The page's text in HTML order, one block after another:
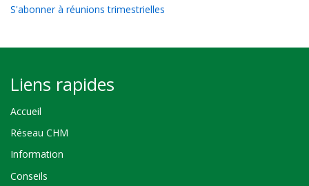
S'abonner à réunions trimestrielles
Liens rapides
Accueil
Réseau CHM
Information
Conseils